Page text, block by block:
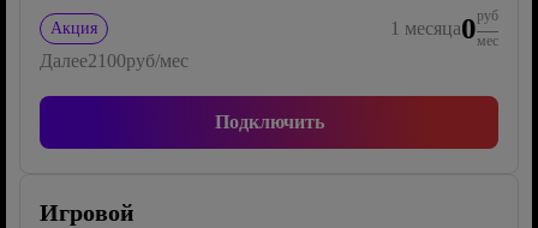
Акция 1 месяца0руб
мес
Далее2100руб/мес
Подключить
Игровой